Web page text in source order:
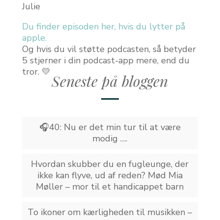
Julie
Du finder episoden her, hvis du lytter på
apple.
Og hvis du vil støtte podcasten, så betyder
5 stjerner i din podcast-app mere, end du
tror. 💛Seneste på bloggen
🎧40: Nu er det min tur til at være
modig ….
Hvordan skubber du en fugleunge, der
ikke kan flyve, ud af reden? Mød Mia
Møller – mor til et handicappet barn
To ikoner om kærligheden til musikken –